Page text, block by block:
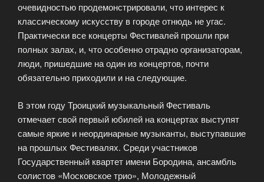
очевидностью продемонстрировали, что интерес к
классическому искусству в городе отнюдь не угас.
Практически все концерты Фестивалей прошли при
полных залах, и, что особенно отрадно организаторам,
люди, пришедшие на один из концертов, почти
обязательно приходили и на следующие.
В этом году Троицкий музыкальный Фестиваль
отмечает свой первый юбилей на концертах выступят
самые яркие и неординарные музыканты, выступавшие
на прошлых Фестивалях. Среди участников
Государственный квартет имени Бородина, ансамбль
солистов «Московское трио», Молодежный